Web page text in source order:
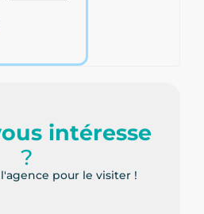
intéresse
?
pour le visiter !